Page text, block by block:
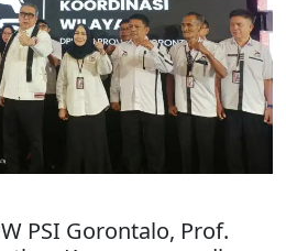
PSI Gorontalo, Prof.